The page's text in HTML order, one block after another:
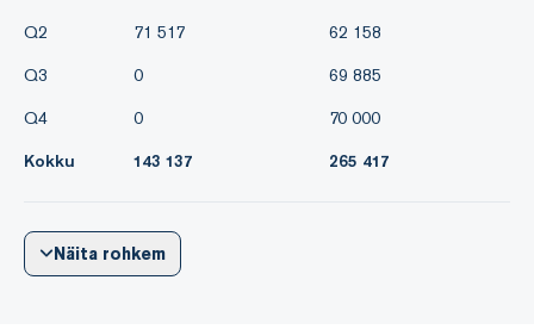
Q2
71 517
62 158
Q3
0
69 885
Q4
0
70 000
Kokku
143 137 265 417
Näita rohkem